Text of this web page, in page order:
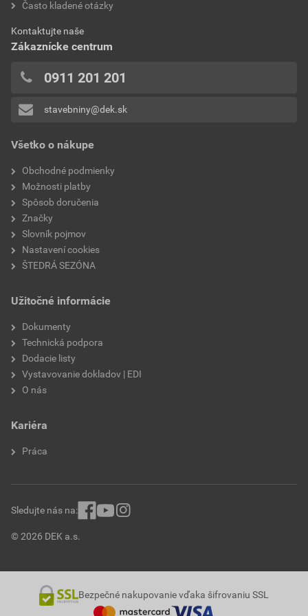
Aktuálna predajná porovnávacia cena po zľave 38% z
cenníkovej ceny
7,31 EUR
bez DPH za bm
priemer zvodu
značka
hodnotilo 0 užívateľov
Pridávať hodnotenie môže iba prihlásený užívateľ.
Všetko o nákupe
Obchodné podmienky
Možnosti platby
Spôsob doručenia
Značky
Slovník pojmov
Nastavení cookies
ŠTEDRÁ SEZÓNA
Užitočné informácie
Dokumenty
Technická podpora
Dodacie listy
Vystavovanie dokladov | EDI
O nás
Kariéra
Práca
Často kladené otázky
Kontaktujte naše
Zákaznícke centrum
0911 201 201
stavebniny@dek.sk
© 2026 DEK a.s.
Sledujte nás na:
Bezpečné nakupovanie vďaka šifrovaniu SSL